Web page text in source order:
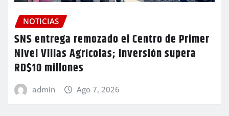
NOTICIAS
SNS entrega remozado el Centro de Primer
Nivel Villas Agrícolas; inversión supera
RD$10 millones
admin Ago 7, 2026